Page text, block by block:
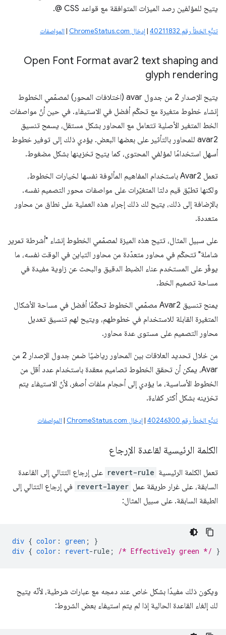
يتيح للمؤلفين رصد الميزات المتوافقة مع قواعد CSS @.
تتبُّع الخطأ رقم 40211832 |إدخال ChromeStatus.com |المواصفات
Open Font Format avar2 text shaping and
glyph rendering
يتيح الإصدار 2 من جدول avar (اختلافات المحور) لمصمّمي الخطوط
إنشاء خطوط متغيرة مع تحكّم أفضل في الاستيفاء. في حين أنّ مواصفات
الخط المتغير الأصلية تتعامل مع المحاور بشكل مستقل، يسمح تنسيق
avar2 للمحاور بالتأثير على بعضها البعض. يؤدي ذلك إلى توفير خطوط
أسهل استخدامًا لمؤلفي المحتوى، كما يتيح تخزينها بشكل مضغوط.
تعمل Avar2 باستخدام المفاهيم المألوفة نفسها لخيارات الخطوط،
ولكنها تطبّق قيم دلتا المتغيّرات على مواصفات محور التصميم نفسه.
بالإضافة إلى ذلك، يتيح لك ذلك إجراء هذه العملية على نطاق من محاور
متعددة.
على سبيل المثال، تتيح هذه الميزة لمصمّمي الخطوط إنشاء "أشرطة تمرير
شاملة" تتحكّم في محاور متعدّدة من محاور التباين في الوقت نفسه، ما
يوفّر على المستخدم عناء الضبط الدقيق والبحث عن زاوية مفيدة في
مساحة تصميم الخط.
يمنح تنسيق Avar2 مصمّمي الخطوط تحكّمًا أفضل في مساحة الأشكال
المتغيرة القابلة للاستخدام في خطوطهم، ويتيح لهم تنسيق تعديل
محاور التصميم على مستوى عدة محاور.
من خلال تحديد العلاقات بين المحاور رياضيًا ضمن جدول الإصدار 2 من
Avar، يمكن أن تحقق الخطوط تصاميم معقدة باستخدام عدد أقل من
الخطوط الأساسية، ما يؤدي إلى أحجام ملفات أصغر، لأنّ الاستيفاء يتم
تخزينه بشكل أكثر كفاءة.
تتبُّع الخطأ رقم 40246300 |إدخال ChromeStatus.com |المواصفات
الكلمة الرئيسية لقاعدة الإرجاع
تعمل الكلمة الرئيسية revert-rule على إرجاع التتالي إلى القاعدة
السابقة، على غرار طريقة عمل revert-layer في إرجاع التتالي إلى
الطبقة السابقة. على سبيل المثال:
div { color : green ;
}
div { color : revert-rule ; /* Effectively green */ }
ويكون ذلك مفيدًا بشكل خاص عند دمجه مع عبارات شرطية، لأنّه يتيح
لك إلغاء القاعدة الحالية إذا لم يتم استيفاء بعض الشروط: